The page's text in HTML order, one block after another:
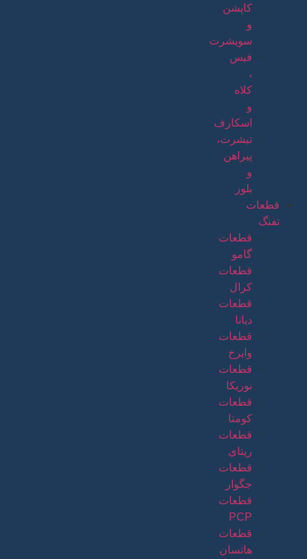
کاپشن
و
سویشرت
فیس
،
کلاه
و
اسکارف
تیشرت،
پیراهن
و
بلوز
قطعات
تفنگ
قطعات
گامو
قطعات
کرال
قطعات
دیانا
قطعات
وایرخ
قطعات
نوریکا
قطعات
کومتا
قطعات
ریتای
قطعات
جگوار
قطعات
PCP
قطعات
هاتسان